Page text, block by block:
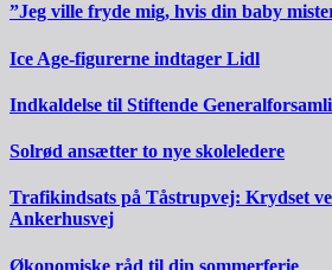
”Jeg ville fryde mig, hvis din baby
Ice Age-figurerne indtager Lidl
Indkaldelse til Stiftende
Solrød ansætter to nye skoleledere
Trafikindsats på Tåstrupvej: Krydset
Ankerhusvej
Økonomiske råd til din sommerferie